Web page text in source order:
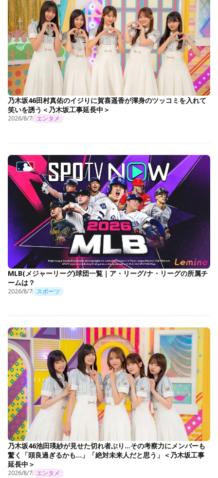
乃木坂46田村真佑のイジりに賀喜遥香が渾身のツッコミを入れて
笑いを誘う＜乃木坂工事延長中＞
2026/8/7 エンタメ
MLB(メジャーリーグ)球団一覧｜ア・リーグ/ナ・リーグの所属チ
ームは？
2026/8/7 スポーツ
乃木坂46池田瑛紗が見せた切れ者ぶり…その考察力にメンバーも
驚く「頭良過ぎるかも…」「絶対未来人だと思う」＜乃木坂工事
延長中＞
2026/8/7 エンタメ